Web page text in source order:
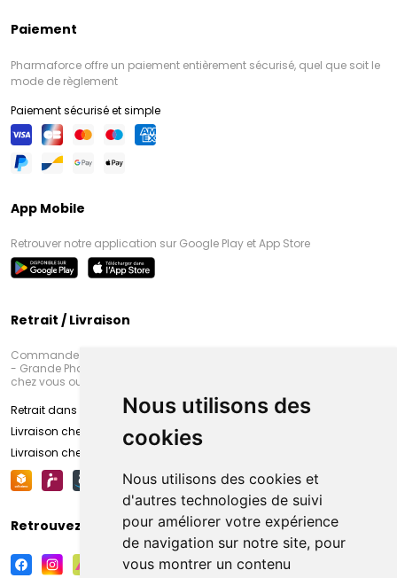
Nous utilisons des
cookies
Nous utilisons des cookies et
d'autres technologies de suivi
pour améliorer votre expérience
de navigation sur notre site, pour
vous montrer un contenu
Paiement
Pharmaforce offre un paiement entièrement sécurisé, quel que soit le
mode de règlement
Paiement sécurisé et simple
App Mobile
Retrouver notre application sur Google Play et App Store
Retrait / Livraison
Commandez en ligne et venez chercher votre commande à Amiens
- Grande Pharmacie d’Amiens (Fachon) ou recevez-là rapidement
chez vous ou en point retrait
Retrait dans la pharmacie d’Amiens
Livraison chez vous
Livraison chez votre commerçant
Retrouvez-nous sur vos réseaux sociaux